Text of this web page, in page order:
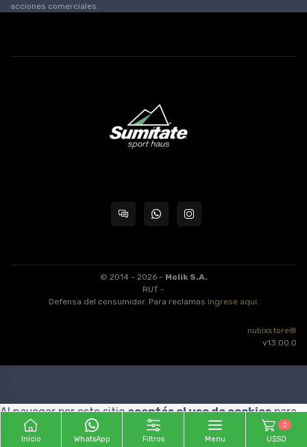
acciones comerciales.
© 2014 - 2026 - Molik S.A.
RUT -
Defensa del consumidor. Para reclamos ingrese aquí.
nubixstore®
v13.00.0
Inicio WhatsApp Filtros Menu
0
U$S0
Al navegar por este sitioaceptás el uso de cookiespara
agilizar tu experiencia de compra.
ENTENDIDO